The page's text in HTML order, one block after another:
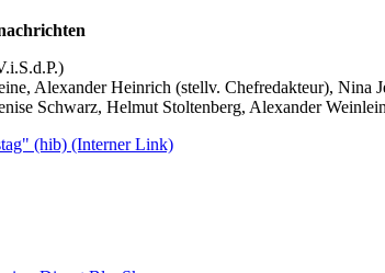
Alexander Heinrich (stellv. Chefredakteur), Nina
Schwarz, Helmut Stoltenberg, Alexander Weinlein
(hib) (Interner Link)